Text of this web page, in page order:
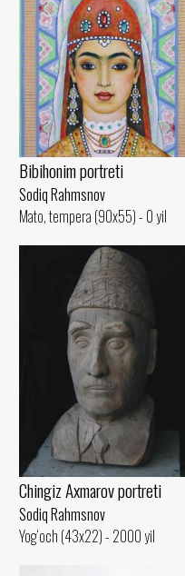
Bibihonim portreti
Sodiq Rahmsnov
Mato, tempera (90x55) - 0 yil
Chingiz Axmarov portreti
Sodiq Rahmsnov
Yog‘och (43x22) - 2000 yil